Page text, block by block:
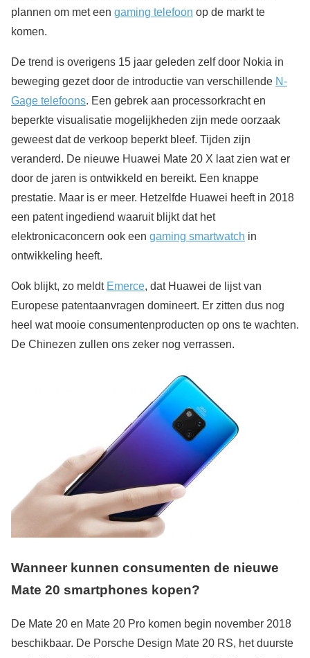
plannen om met een gaming telefoon op de markt te
komen.
De trend is overigens 15 jaar geleden zelf door Nokia in
beweging gezet door de introductie van verschillende N-
Gage telefoons. Een gebrek aan processorkracht en
beperkte visualisatie mogelijkheden zijn mede oorzaak
geweest dat de verkoop beperkt bleef. Tijden zijn
veranderd. De nieuwe Huawei Mate 20 X laat zien wat er
door de jaren is ontwikkeld en bereikt. Een knappe
prestatie. Maar is er meer. Hetzelfde Huawei heeft in 2018
een patent ingediend waaruit blijkt dat het
elektronicaconcern ook een gaming smartwatch in
ontwikkeling heeft.
Ook blijkt, zo meldt Emerce, dat Huawei de lijst van
Europese patentaanvragen domineert. Er zitten dus nog
heel wat mooie consumentenproducten op ons te wachten.
De Chinezen zullen ons zeker nog verrassen.
Wanneer kunnen consumenten de nieuwe
Mate 20 smartphones kopen?
De Mate 20 en Mate 20 Pro komen begin november 2018
beschikbaar. De Porsche Design Mate 20 RS, het duurste